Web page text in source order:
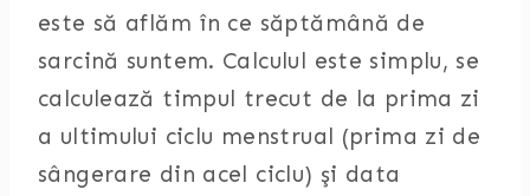
este să aflăm în ce săptămână de
sarcină suntem. Calculul este simplu, se
calculează timpul trecut de la prima zi
a ultimului ciclu menstrual (prima zi de
sângerare din acel ciclu) şi data